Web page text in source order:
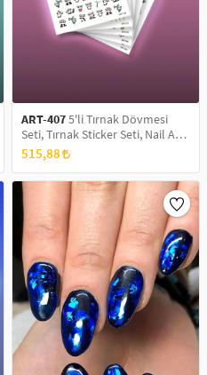
ART-4075'li Tırnak Dövmesi
Seti, Tırnak Sticker Seti, Nail Art,
Tattoo
515,88